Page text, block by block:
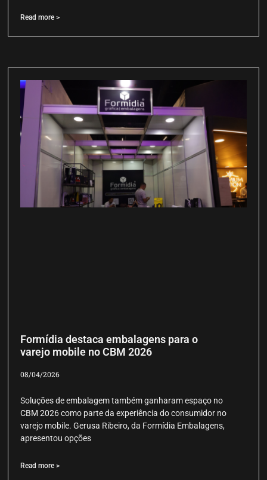
Read more >
Formídia destaca embalagens para o
varejo mobile no CBM 2026
08/04/2026
Soluções de embalagem também ganharam espaço no
CBM 2026 como parte da experiência do consumidor no
varejo mobile. Gerusa Ribeiro, da Formídia Embalagens,
apresentou opções
Read more >